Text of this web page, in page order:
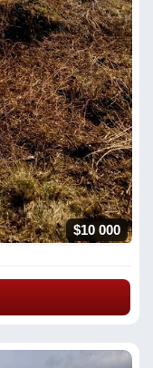
$10 000